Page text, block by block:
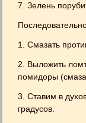
7. Зелень
1. Смазать
2. Выложить
помидоры
3. Ставим в
градусов.